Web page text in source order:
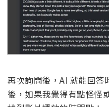
再次詢問後，AI 就能回答
後，如果我覺得有點怪怪